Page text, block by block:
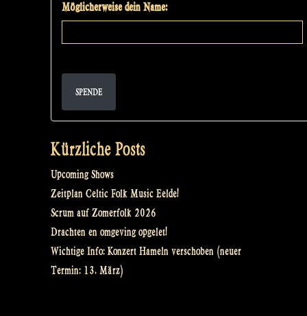
Möglicherweise dein Name:
SPENDE
Kürzliche Posts
Upcoming Shows
Zeitplan Celtic Folk Music Eelde!
Scrum auf Zomerfolk 2026
Drachten en omgeving opgelet!
Wichtige Info: Konzert Hameln verschoben (neuer
Termin: 13. März)